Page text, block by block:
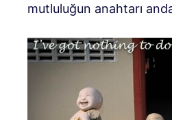
mutluluğun anahtarı